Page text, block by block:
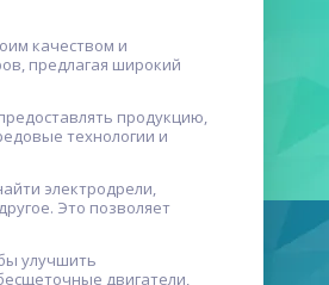
качеством и
предлагая широкий
продукцию,
технологии и
электродрели,
Это позволяет
улучшить
двигатели,